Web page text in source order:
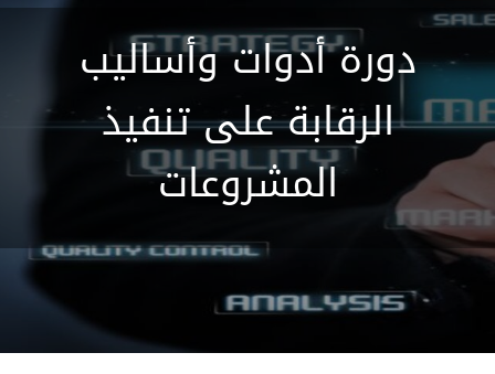
دورة أدوات وأساليب
الرقابة على تنفيذ
المشروعات